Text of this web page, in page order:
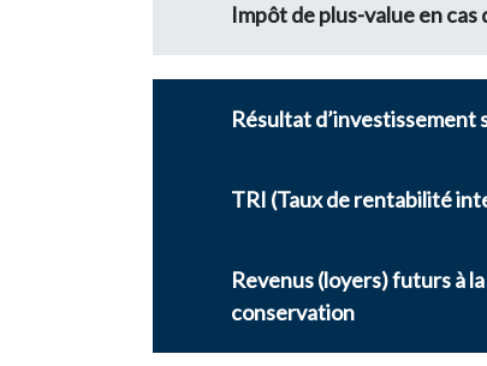
Impôt de plus-value en cas
Résultat d’investissement
TRI (Taux de rentabilité
Revenus (loyers) futurs à
conservation